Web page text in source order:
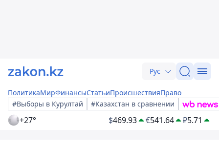
Рус
ПолитикаМирФинансыСтатьиПроисшествияПраво
#Выборы в Курултай
#Казахстан в сравнении
+27° $469.93 €541.64 ₽5.71